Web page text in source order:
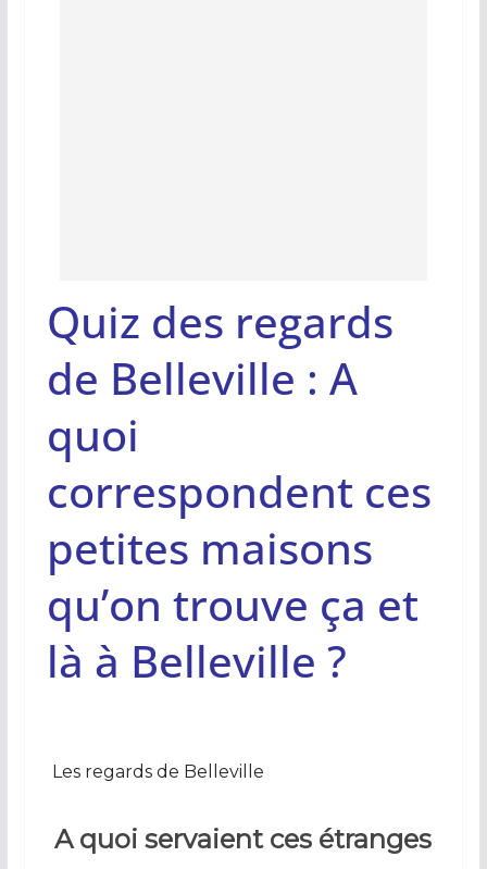
Quiz des regards
de Belleville : A
quoi
correspondent ces
petites maisons
qu’on trouve ça et
là à Belleville ?
Les regards de Belleville
A quoi servaient ces étranges